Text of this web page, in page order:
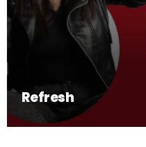
Refresh